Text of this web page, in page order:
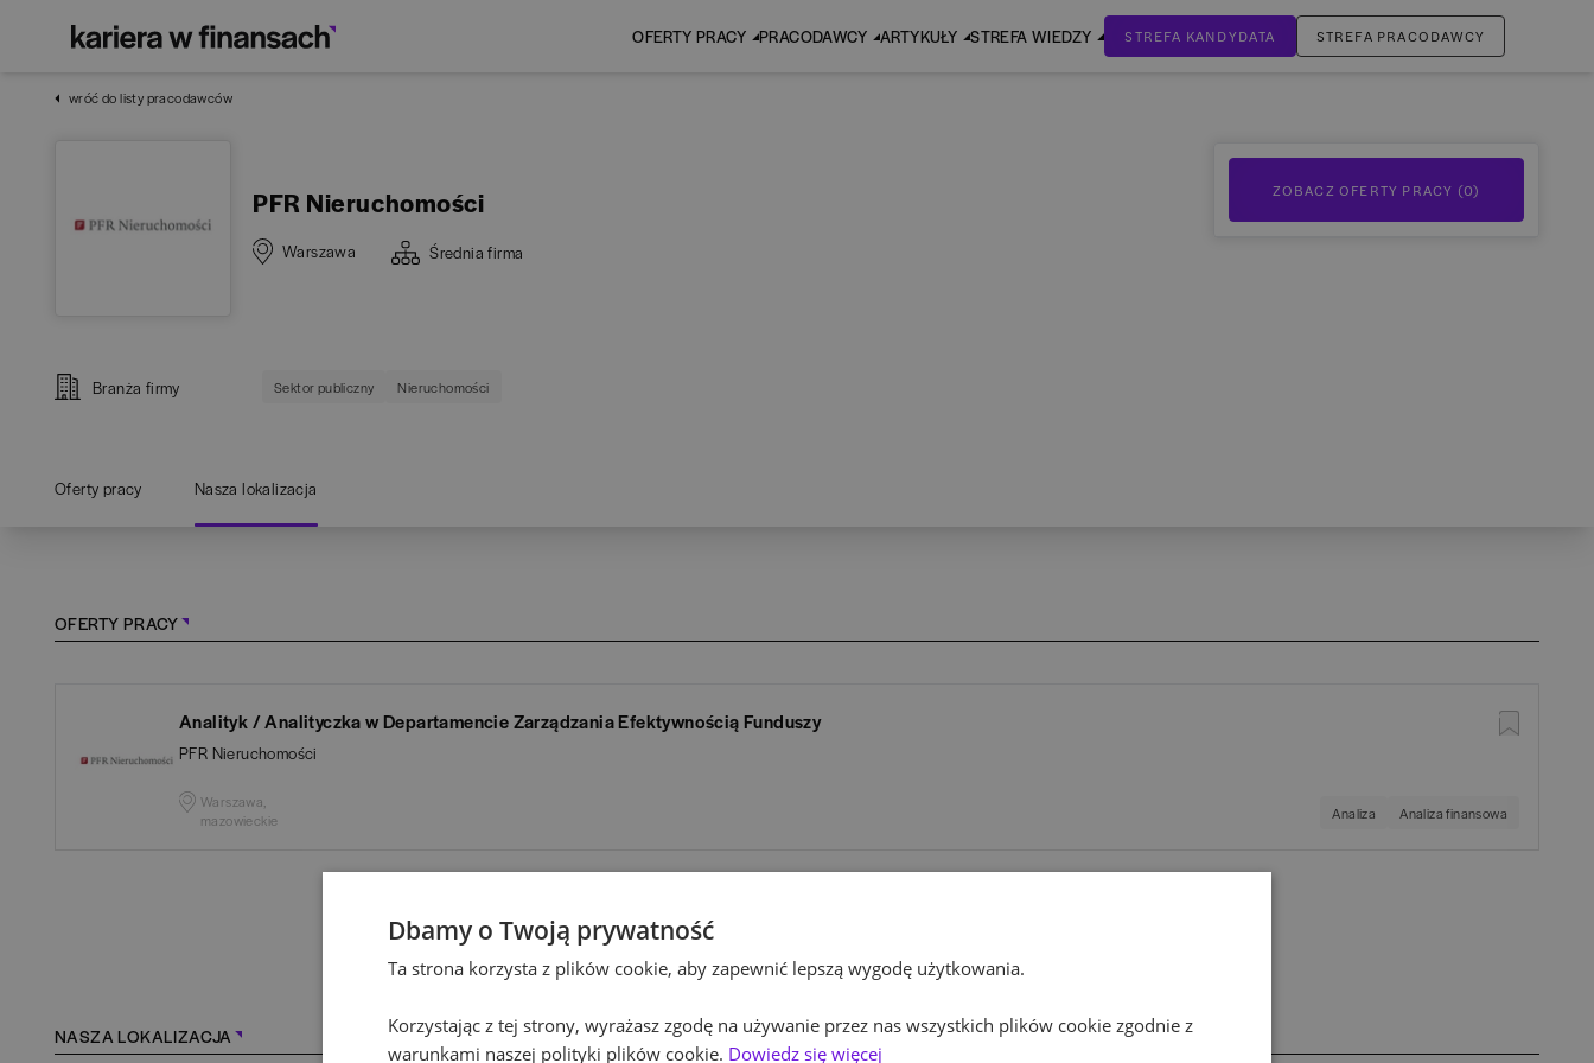
OFERTY PRACY PRACODAWCY ARTYKUŁY STREFA WIEDZY STREFA KANDYDATA
ZAREJESTRUJ SIĘ
STREFA PRACODAWCY
wróć do listy pracodawców
PFR Nieruchomości
Warszawa Średnia firma
Branża firmy Sektor publiczny Nieruchomości
ZOBACZ OFERTY PRACY (0)
Oferty pracy Nasza lokalizacja
OFERTY PRACY
Analityk / Analityczka w Departamencie Zarządzania Efektywnością Funduszy
PFR Nieruchomości
Warszawa,
mazowieckie
Analiza Analiza finansowa
ZOBACZ WIĘCEJ OFERT
NASZA LOKALIZACJA
Dbamy o Twoją prywatność
Ta strona korzysta z plików cookie, aby zapewnić lepszą wygodę użytkowania.
Korzystając z tej strony, wyrażasz zgodę na używanie przez nas wszystkich plików cookie zgodnie z
warunkami naszej polityki plików cookie. Dowiedz się więcej